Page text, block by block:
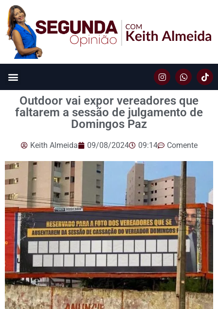
Outdoor vai expor vereadores que
faltarem a sessão de julgamento de
Domingos Paz
Keith Almeida 09/08/2024 09:14 Comente